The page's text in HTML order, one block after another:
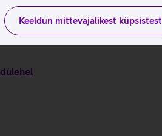
Keeldun mittevajalikest küpsistest